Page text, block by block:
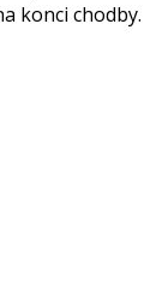
konci chodby.